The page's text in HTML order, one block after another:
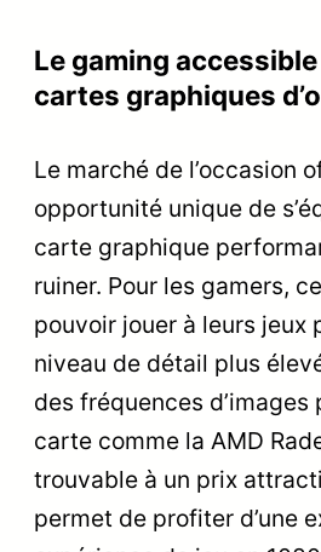
Le gaming
cartes graphiques
Le marché de l’occasion
opportunité unique de
carte graphique
ruiner. Pour les gamers,
pouvoir jouer à leurs jeux
niveau de détail plus
des fréquences d’images
carte comme la AMD
trouvable à un prix
permet de profiter d’une